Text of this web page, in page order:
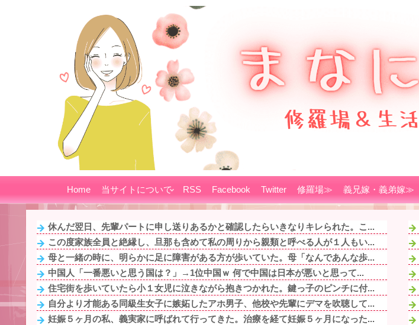
Home 当サイトについて RSS Facebook Twitter 修羅場≫ 義兄嫁・義弟嫁≫
休んだ翌日、先輩パートに申し送りあるかと確認したらいきなりキレられた。こ...
この度家族全員と絶縁し、旦那も含めて私の周りから親類と呼べる人が１人もい...
母と一緒の時に、明らかに足に障害がある方が歩いていた。母「なんであんな歩...
中国人「一番悪いと思う国は？」→1位中国ｗ 何で中国は日本が悪いと思って...
住宅街を歩いていたら小１女児に泣きながら抱きつかれた。鍵っ子のピンチに付...
自分より才能ある同級生女子に嫉妬したアホ男子、他校や先輩にデマを吹聴して...
妊娠５ヶ月の私、義実家に呼ばれて行ってきた。治療を経て妊娠５ヶ月になった...